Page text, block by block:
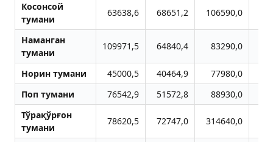
Косонсой
тумани
63638,6 68651,2 106590,0
Наманган
тумани
109971,5 64840,4 83290,0
Норин тумани 45000,5 40464,9 77980,0
Поп тумани
76542,9 51572,8
88930,0
Тўрақўрғон
тумани
78620,5 72747,0 314640,0